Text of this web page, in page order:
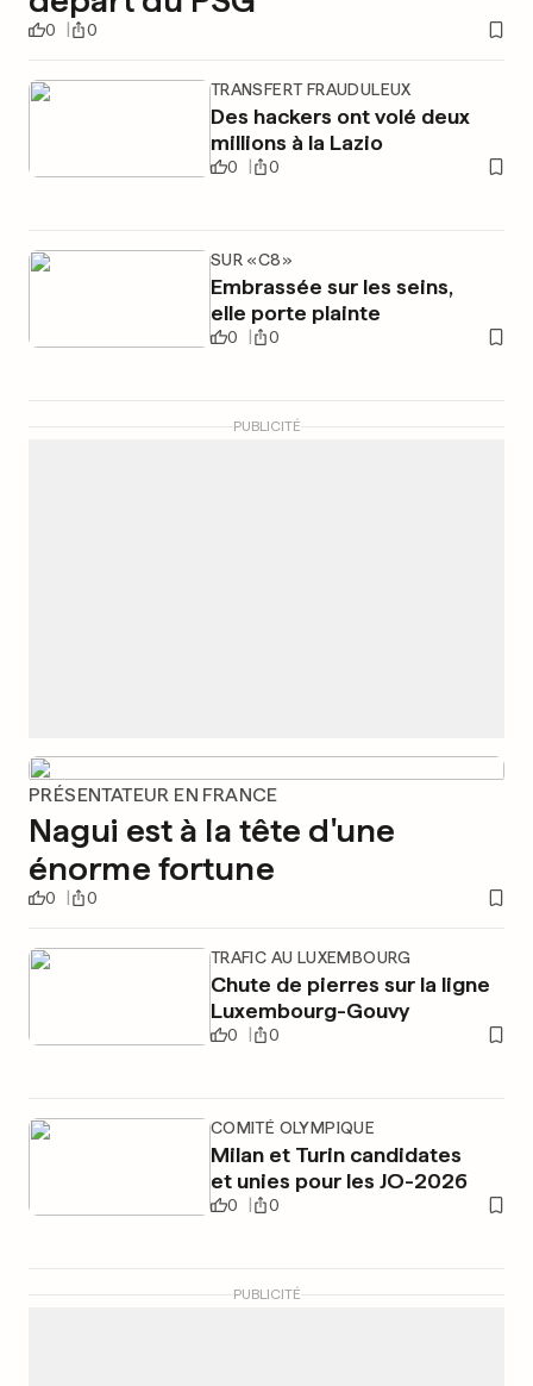
0 0
TRANSFERT FRAUDULEUX
Des hackers ont volé deux
millions à la Lazio
0 0
SUR «C8»
Embrassée sur les seins,
elle porte plainte
0 0
PUBLICITÉ
PRÉSENTATEUR EN FRANCE
Nagui est à la tête d'une
énorme fortune
0 0
TRAFIC AU LUXEMBOURG
Chute de pierres sur la ligne
Luxembourg-Gouvy
0 0
COMITÉ OLYMPIQUE
Milan et Turin candidates
et unies pour les JO-2026
0 0
PUBLICITÉ